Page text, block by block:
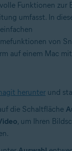
Funktionen zur
umfasst. In
von
auf einem Mac
herunter und
die Schaltfläche
, um Ihren